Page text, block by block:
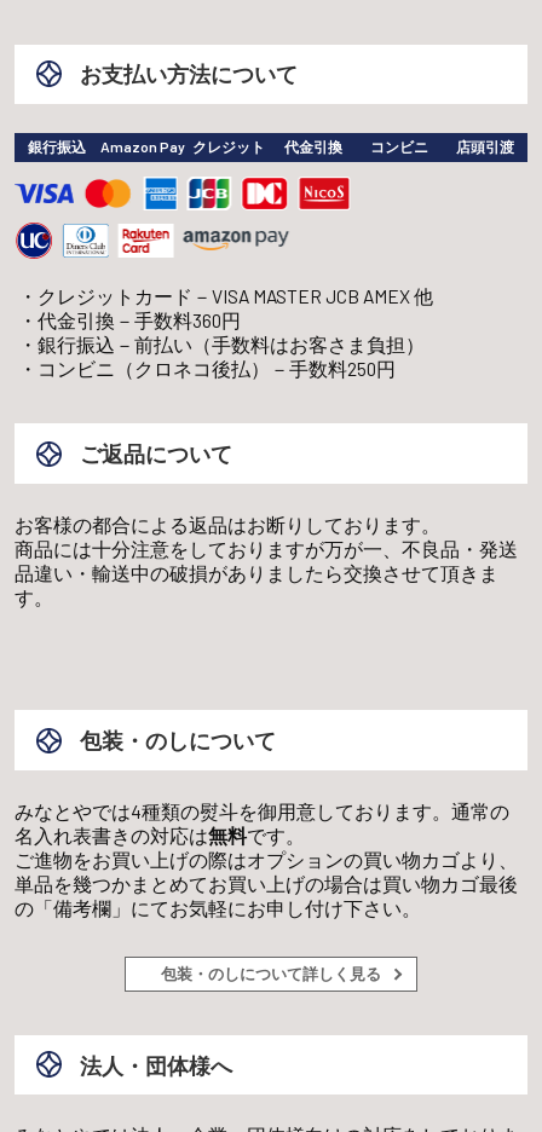
お支払い方法について
銀行振込 Amazon Pay クレジット 代金引換 コンビニ 店頭引渡
クレジットカード－VISA MASTER JCB AMEX 他
代金引換－手数料360円
銀行振込－前払い（手数料はお客さま負担）
コンビニ（クロネコ後払）－手数料250円
ご返品について
お客様の都合による返品はお断りしております。
商品には十分注意をしておりますが万が一、不良品・発送
品違い・輸送中の破損がありましたら交換させて頂きま
す。
包装・のしについて
みなとやでは4種類の熨斗を御用意しております。通常の
名入れ表書きの対応は無料です。
ご進物をお買い上げの際はオプションの買い物カゴより、
単品を幾つかまとめてお買い上げの場合は買い物カゴ最後
の「備考欄」にてお気軽にお申し付け下さい。
包装・のしについて詳しく見る
法人・団体様へ